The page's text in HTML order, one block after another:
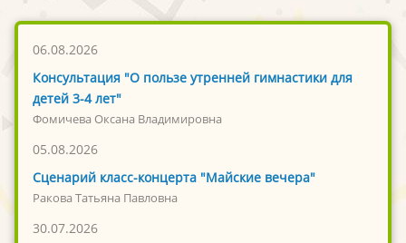
06.08.2026
Консультация "О пользе утренней гимнастики для
детей 3-4 лет"
Фомичева Оксана Владимировна
05.08.2026
Сценарий класс-концерта "Майские вечера"
Ракова Татьяна Павловна
30.07.2026